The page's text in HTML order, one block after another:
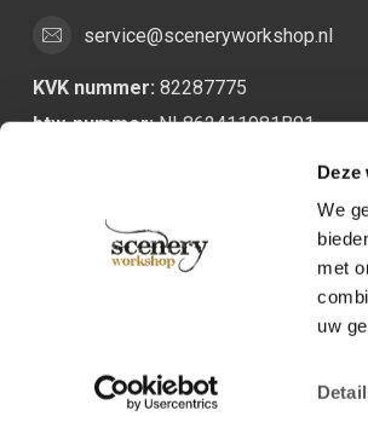
Deze
We
met
uw
service@sceneryworkshop.nl
KVK nummer: 82287775
btw-nummer:NL862411981B01